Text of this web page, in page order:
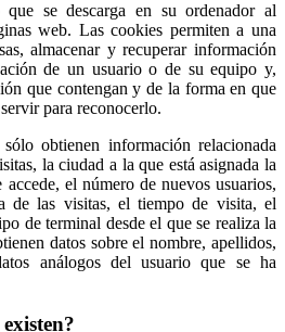
se descarga en su ordenador al
web. Las cookies permiten a una
almacenar y recuperar información
de un usuario o de su equipo y,
que contengan y de la forma en que
para reconocerlo.
obtienen información relacionada
la ciudad a la que está asignada la
el número de nuevos usuarios,
de las visitas, el tiempo de visita, el
de terminal desde el que se realiza la
datos sobre el nombre, apellidos,
análogos del usuario que se ha